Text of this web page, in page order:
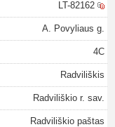
LT-82162
A. Povyliaus g.
4C
Radviliškis
Radviliškio r. sav.
Radviliškio paštas